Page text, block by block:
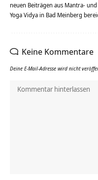
neuen Beiträgen aus Mantra-
Yoga Vidya in Bad Meinberg
Keine Kommentare
Deine E-Mail-Adresse wird nicht